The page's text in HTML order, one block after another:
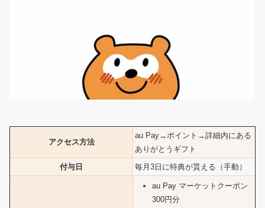
アクセス方法
au Pay→ポイント→詳細内にある
ありがとうギフト
付与日
毎月3日に特典が貰える（手動）
au Pay マーケットクーポン
300円分